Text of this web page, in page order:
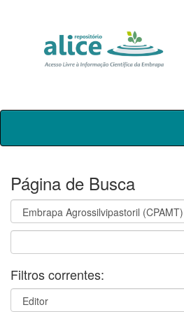
Skip
Página de Busca
Filtros correntes: